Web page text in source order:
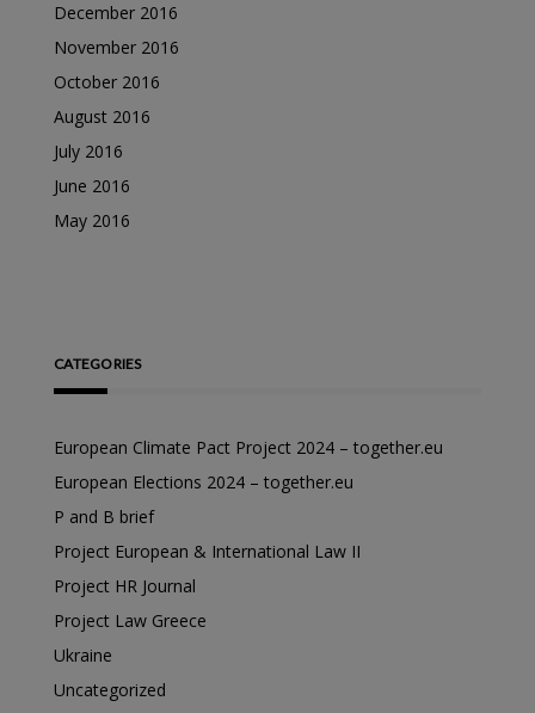
December 2016
November 2016
October 2016
August 2016
July 2016
June 2016
May 2016
CATEGORIES
European Climate Pact Project 2024 – together.eu
European Elections 2024 – together.eu
P and B brief
Project European & International Law II
Project HR Journal
Project Law Greece
Ukraine
Uncategorized